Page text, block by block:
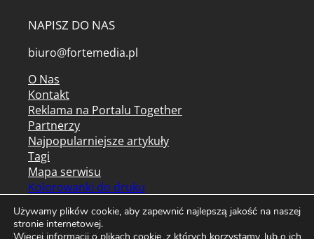
NAPISZ DO NAS
biuro@fortemedia.pl
O Nas
Kontakt
Reklama na Portalu Together
Partnerzy
Najpopularniejsze artykuły
Tagi
Mapa serwisu
Kolorowanki do druku
Archiwum czasopism
Regulamin serwisu
Używamy plików cookie, aby zapewnić najlepszą jakość na naszej
stronie internetowej.